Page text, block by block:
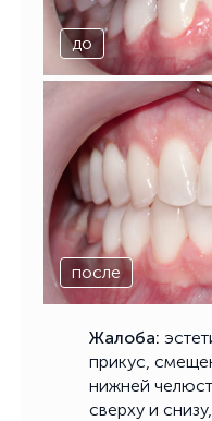
до
после
Жалоба:
прикус,
нижней
сверху и